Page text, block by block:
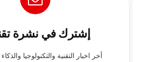
إشترك في نشرة
أخر اخبار التقنية والتكنولوجيا